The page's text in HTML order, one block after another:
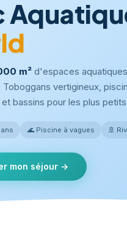
m²d'espaces
Toboggans vertigineux,
bassins pour les plus
🌊 Piscine à vagues 🚢
mon séjour →